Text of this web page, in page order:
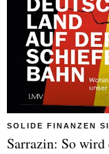
SOLIDE FINANZEN
Sarrazin: So wird